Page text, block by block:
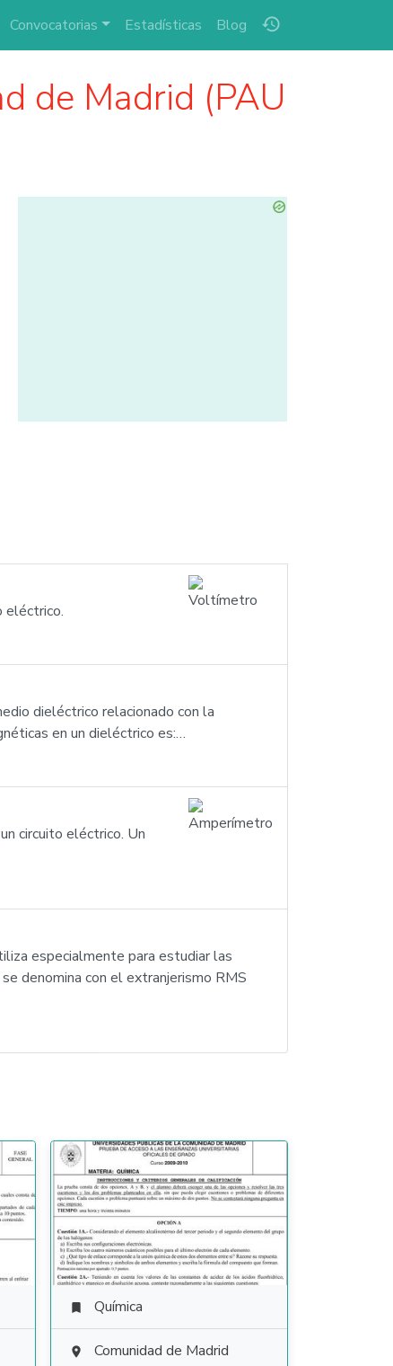
history
Convocatorias Estadísticas Blog
de Madrid (PAU
eléctrico.
dieléctrico relacionado con la
en un dieléctrico es:…
circuito eléctrico. Un
especialmente para estudiar las
denomina con el extranjerismo RMS
 Química
 Comunidad de Madrid